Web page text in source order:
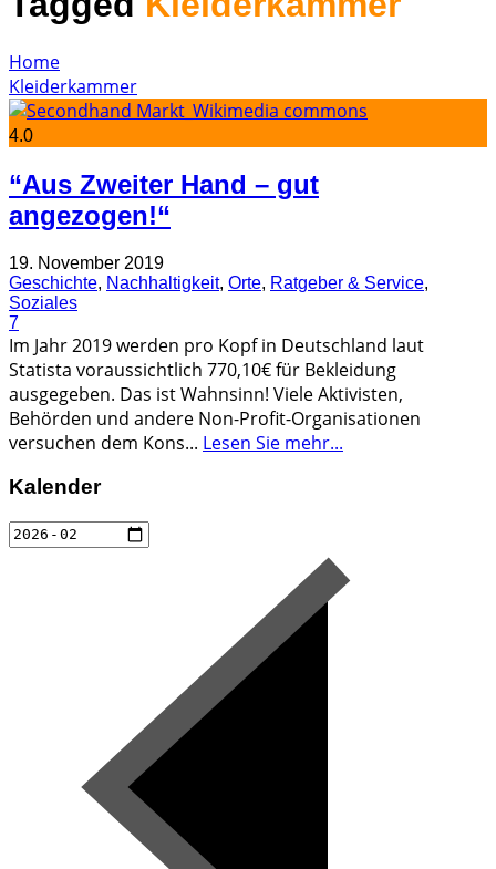
Home
Kleiderkammer
4.0
“Aus Zweiter Hand – gut
angezogen!“
19. November 2019
Geschichte, Nachhaltigkeit, Orte, Ratgeber & Service,
Soziales
7
Im Jahr 2019 werden pro Kopf in Deutschland laut
Statista voraussichtlich 770,10€ für Bekleidung
ausgegeben. Das ist Wahnsinn! Viele Aktivisten,
Behörden und andere Non-Profit-Organisationen
versuchen dem Kons... Lesen Sie mehr...
Kalender